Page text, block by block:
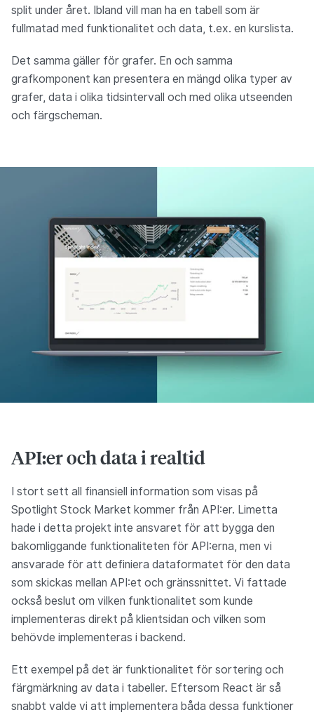
split under året. Ibland vill man ha en tabell som är
fullmatad med funktionalitet och data, t.ex. en kurslista.
Det samma gäller för grafer. En och samma
grafkomponent kan presentera en mängd olika typer av
grafer, data i olika tidsintervall och med olika utseenden
och färgscheman.
API:er och data i realtid
I stort sett all finansiell information som visas på
Spotlight Stock Market kommer från API:er. Limetta
hade i detta projekt inte ansvaret för att bygga den
bakomliggande funktionaliteten för API:erna, men vi
ansvarade för att definiera dataformatet för den data
som skickas mellan API:et och gränssnittet. Vi fattade
också beslut om vilken funktionalitet som kunde
implementeras direkt på klientsidan och vilken som
behövde implementeras i backend.
Ett exempel på det är funktionalitet för sortering och
färgmärkning av data i tabeller. Eftersom React är så
snabbt valde vi att implementera båda dessa funktioner